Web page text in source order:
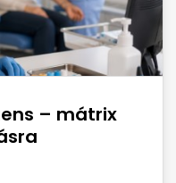
– mátrix